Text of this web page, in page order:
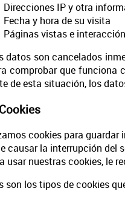
Direcciones IP y otra
Fecha y hora de su visita
Páginas vistas e
datos son cancelados
comprobar que funciona
de esta situación, los
cookies para guardar
causar la interrupción del
usar nuestras cookies, le
son los tipos de cookies